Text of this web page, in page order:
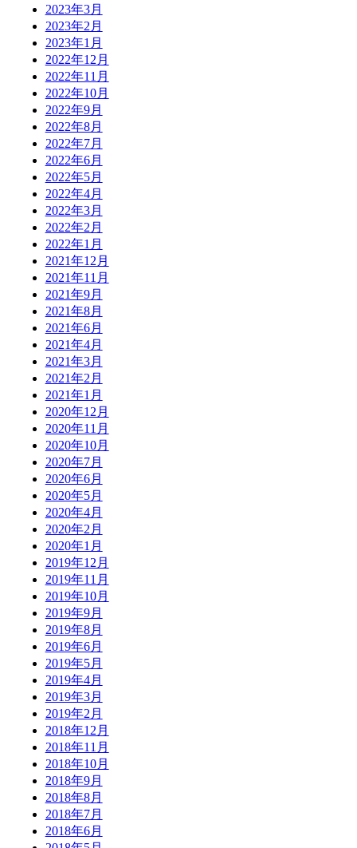
2023年3月
2023年2月
2023年1月
2022年12月
2022年11月
2022年10月
2022年9月
2022年8月
2022年7月
2022年6月
2022年5月
2022年4月
2022年3月
2022年2月
2022年1月
2021年12月
2021年11月
2021年9月
2021年8月
2021年6月
2021年4月
2021年3月
2021年2月
2021年1月
2020年12月
2020年11月
2020年10月
2020年7月
2020年6月
2020年5月
2020年4月
2020年2月
2020年1月
2019年12月
2019年11月
2019年10月
2019年9月
2019年8月
2019年6月
2019年5月
2019年4月
2019年3月
2019年2月
2018年12月
2018年11月
2018年10月
2018年9月
2018年8月
2018年7月
2018年6月